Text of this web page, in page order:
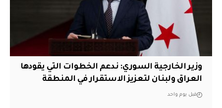
وزير الخارجية السوري: ندعم الخطوات التي يقودها
العراق ولبنان لتعزيز الاستقرار في المنطقة
قبل يوم واحد